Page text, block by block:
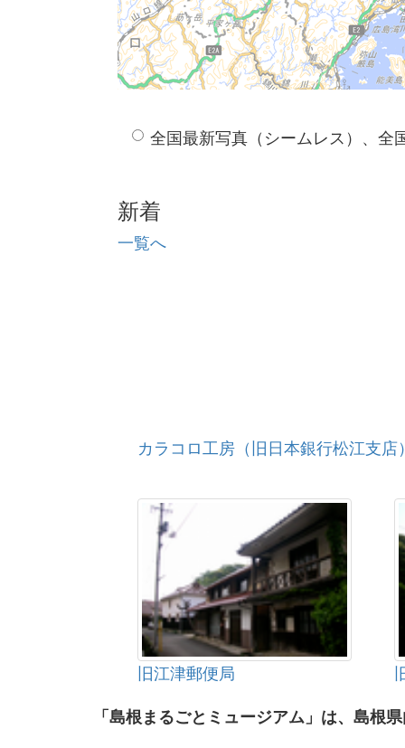
全国最新写真（シームレス）、全
新着
一覧へ
カラコロ工房（旧日本銀行松江支店
旧江津郵便局
「島根まるごとミュージアム」は、島根